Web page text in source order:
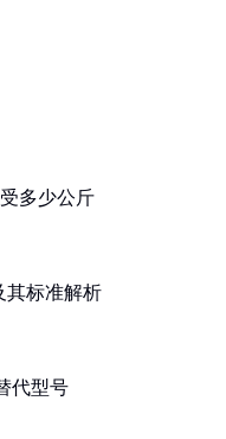
多少公斤
其标准解析
代型号